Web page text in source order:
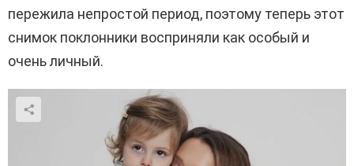
пережила непростой период, поэтому теперь этот
снимок поклонники восприняли как особый и
очень личный.